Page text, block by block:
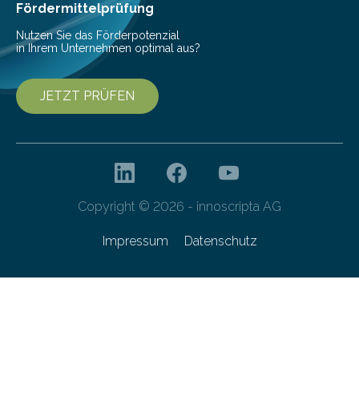
Fördermittelprüfung
Nutzen Sie das Förderpotenzial
in Ihrem Unternehmen optimal aus?
JETZT PRÜFEN
Copyright © 2026 - innoscripta AG
Impressum Datenschutz